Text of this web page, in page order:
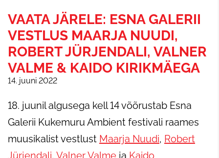
VAATA JÄRELE: ESNA GALERII
VESTLUS MAARJA NUUDI,
ROBERT JÜRJENDALI, VALNER
VALME & KAIDO KIRIKMÄEGA
14. juuni 2022
18. juunil algusega kell 14 võõrustab Esna
Galerii Kukemuru Ambient festivali raames
muusikalist vestlust Maarja Nuudi, Robert
Jürjendali, Valner Valme ja Kaido